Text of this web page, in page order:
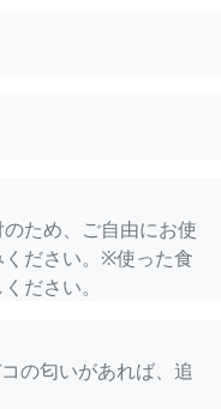
ため、ご自由にお使
ださい。※使った食
ださい。
の匂いがあれば、追